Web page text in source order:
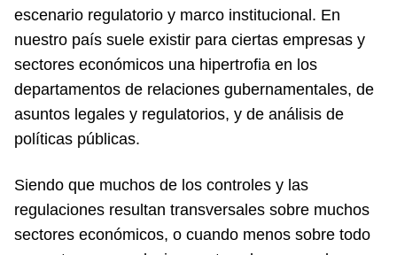
escenario regulatorio y marco institucional. En
nuestro país suele existir para ciertas empresas y
sectores económicos una hipertrofia en los
departamentos de relaciones gubernamentales, de
asuntos legales y regulatorios, y de análisis de
políticas públicas.
Siendo que muchos de los controles y las
regulaciones resultan transversales sobre muchos
sectores económicos, o cuando menos sobre todo